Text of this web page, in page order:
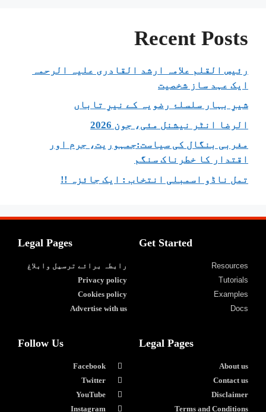
Recent Posts
رئیس القلم علامہ ارشد القادری علیہ الرحمہ
ایک عہد ساز شخصیت
شیرِ بہار سلسلۂ رضویہ کے نیرِ تاباں
الرضا انٹر نیشنل مئی، جون 2026
مغربی بنگال کی سیاست:جمہوریت، جرم اور
اقتدار کا خطرناک سنگم
تمل ناڈو اسمبلی انتخاب : ایک جائزہ !!
Get Started
Resources
Tutorials
Examples
Docs
Legal Pages
رابطہ برائے ترسیل وابلاغ
Privacy policy
Cookies policy
Advertise with us
Legal Pages
About us
Contact us
Disclaimer
Terms and Conditions
Follow Us
Facebook
Twitter
YouTube
Instagram